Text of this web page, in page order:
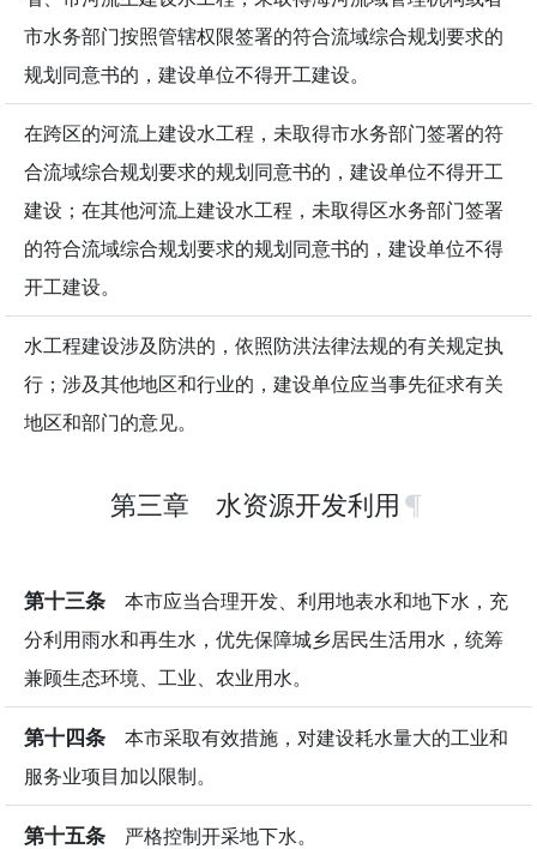
市水务部门按照管辖权限签署的符合流域综合规划要求的
规划同意书的，建设单位不得开工建设。
在跨区的河流上建设水工程，未取得市水务部门签署的符
合流域综合规划要求的规划同意书的，建设单位不得开工
建设；在其他河流上建设水工程，未取得区水务部门签署
的符合流域综合规划要求的规划同意书的，建设单位不得
开工建设。
水工程建设涉及防洪的，依照防洪法律法规的有关规定执
行；涉及其他地区和行业的，建设单位应当事先征求有关
地区和部门的意见。
第三章 水资源开发利用
第十三条 本市应当合理开发、利用地表水和地下水，充
分利用雨水和再生水，优先保障城乡居民生活用水，统筹
兼顾生态环境、工业、农业用水。
第十四条 本市采取有效措施，对建设耗水量大的工业和
服务业项目加以限制。
第十五条 严格控制开采地下水。